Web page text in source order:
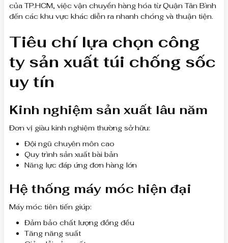
của TP.HCM, việc vận chuyển hàng hóa từ Quận Tân Bình
đến các khu vực khác diễn ra nhanh chóng và thuận tiện.
Tiêu chí lựa chọn công
ty sản xuất túi chống sốc
uy tín
Kinh nghiệm sản xuất lâu năm
Đơn vị giàu kinh nghiệm thường sở hữu:
Đội ngũ chuyên môn cao
Quy trình sản xuất bài bản
Năng lực đáp ứng đơn hàng lớn
Hệ thống máy móc hiện đại
Máy móc tiên tiến giúp:
Đảm bảo chất lượng đồng đều
Tăng năng suất